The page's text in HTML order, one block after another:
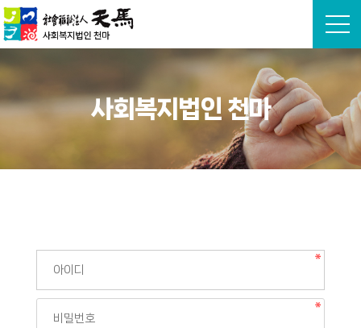
본문 바로가기
사회복지법인 천마